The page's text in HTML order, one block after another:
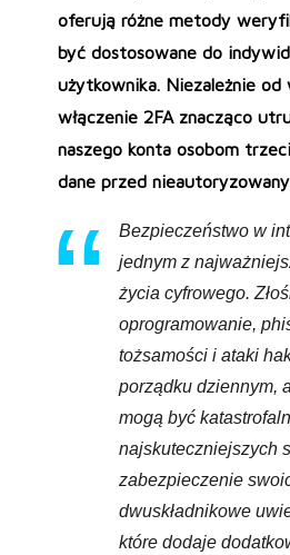
oferują różne metody
być dostosowane do
użytkownika. Niezależnie
włączenie 2FA znacząco
naszego konta osobom
dane przed
Bezpieczeństwo w
jednym z
życia cyfrowego.
oprogramowanie,
tożsamości i ataki
porządku dziennym,
mogą być
najskuteczniejszych
zabezpieczenie
dwuskładnikowe
które dodaje